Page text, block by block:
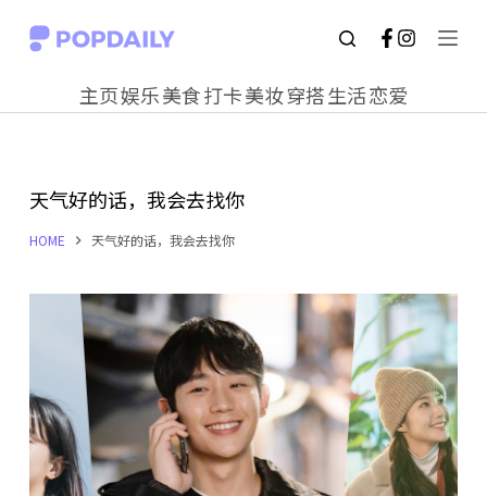
S
o
c
e
n
t
主页娱乐美食打卡美妆穿搭生活恋爱
天气好的话，我会去找你
HOME 天气好的话，我会去找你